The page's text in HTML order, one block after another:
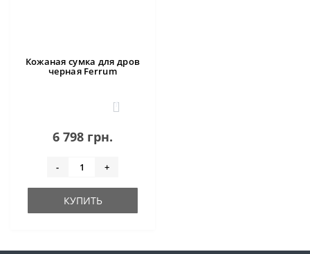
Кожаная сумка для дров
черная Ferrum
1
6 798 грн.
- +
КУПИТЬ